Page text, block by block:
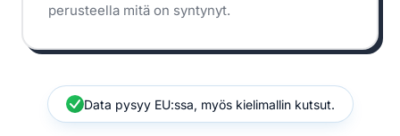
perusteella mitä on syntynyt.
Data pysyy EU:ssa, myös kielimallin kutsut.